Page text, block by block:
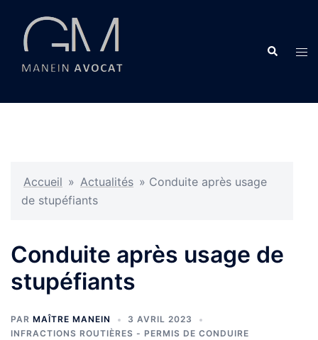
contenu
Accueil » Actualités » Conduite après usage
de stupéfiants
Conduite après usage de
stupéfiants
PAR MAÎTRE MANEIN
3 AVRIL 2023
INFRACTIONS ROUTIÈRES - PERMIS DE CONDUIRE